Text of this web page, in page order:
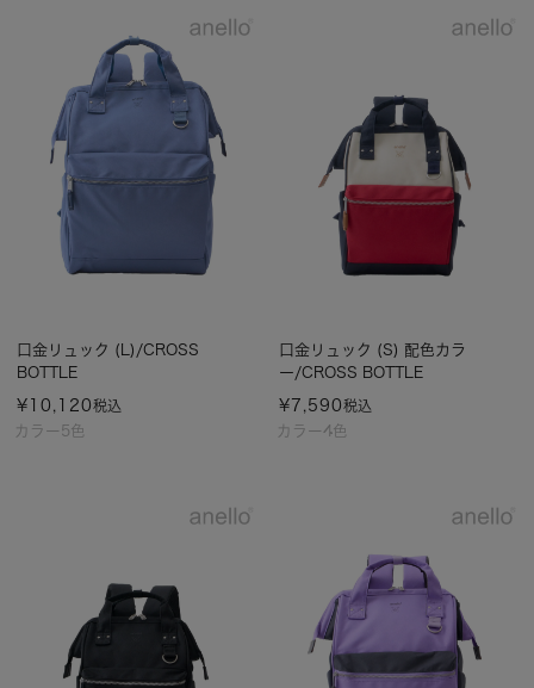
カラー5色
口金リュック (L)/CROSS
BOTTLE
¥ 10,120税込
カラー4色
口金リュック (S) 配色カラ
ー/CROSS BOTTLE
¥7,590税込